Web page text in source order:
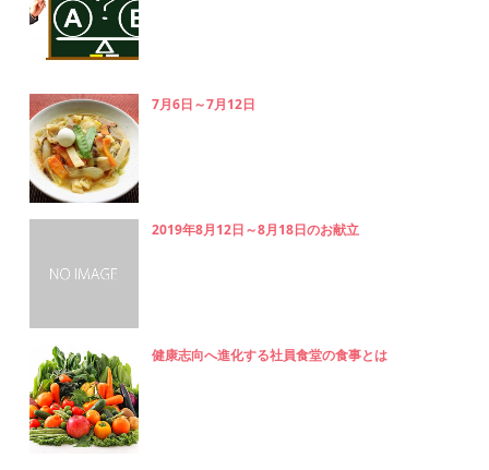
7月6日～7月12日
2019年8月12日～8月18日のお献立
健康志向へ進化する社員食堂の食事とは